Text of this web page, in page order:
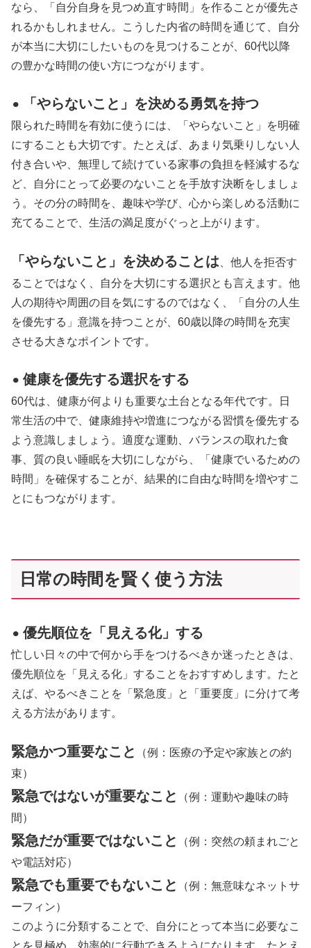
なら、「自分自身を見つめ直す時間」を作ることが優先さ
れるかもしれません。こうした内省の時間を通じて、自分
が本当に大切にしたいものを見つけることが、60代以降
の豊かな時間の使い方につながります。
⚫︎ 「やらないこと」を決める勇気を持つ
限られた時間を有効に使うには、「やらないこと」を明確
にすることも大切です。たとえば、あまり気乗りしない人
付き合いや、無理して続けている家事の負担を軽減するな
ど、自分にとって必要のないことを手放す決断をしましょ
う。その分の時間を、趣味や学び、心から楽しめる活動に
充てることで、生活の満足度がぐっと上がります。
「やらないこと」を決めることは 、他人を拒否す
ることではなく、自分を大切にする選択とも言えます。他
人の期待や周囲の目を気にするのではなく、「自分の人生
を優先する」意識を持つことが、60歳以降の時間を充実
させる大きなポイントです。
⚫︎ 健康を優先する選択をする
60代は、健康が何よりも重要な土台となる年代です。日
常生活の中で、健康維持や増進につながる習慣を優先する
よう意識しましょう。適度な運動、バランスの取れた食
事、質の良い睡眠を大切にしながら、「健康でいるための
時間」を確保することが、結果的に自由な時間を増やすこ
とにもつながります。
日常の時間を賢く使う方法
⚫︎ 優先順位を「見える化」する
忙しい日々の中で何から手をつけるべきか迷ったときは、
優先順位を「見える化」することをおすすめします。たと
えば、やるべきことを「緊急度」と「重要度」に分けて考
える方法があります。
緊急かつ重要なこと
（例：医療の予定や家族との約
束）
緊急ではないが重要なこと
（例：運動や趣味の時
間）
緊急だが重要ではないこと
（例：突然の頼まれごと
や電話対応）
緊急でも重要でもないこと
（例：無意味なネットサ
ーフィン）
このように分類することで、自分にとって本当に必要なこ
とを見極め、効率的に行動できるようになります。たとえ